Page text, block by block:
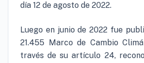
día 12 de agosto de 2022.
Luego en junio de 2022 fue
21.455 Marco de Cambio
través de su artículo 24,